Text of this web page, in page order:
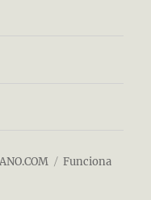
Funciona